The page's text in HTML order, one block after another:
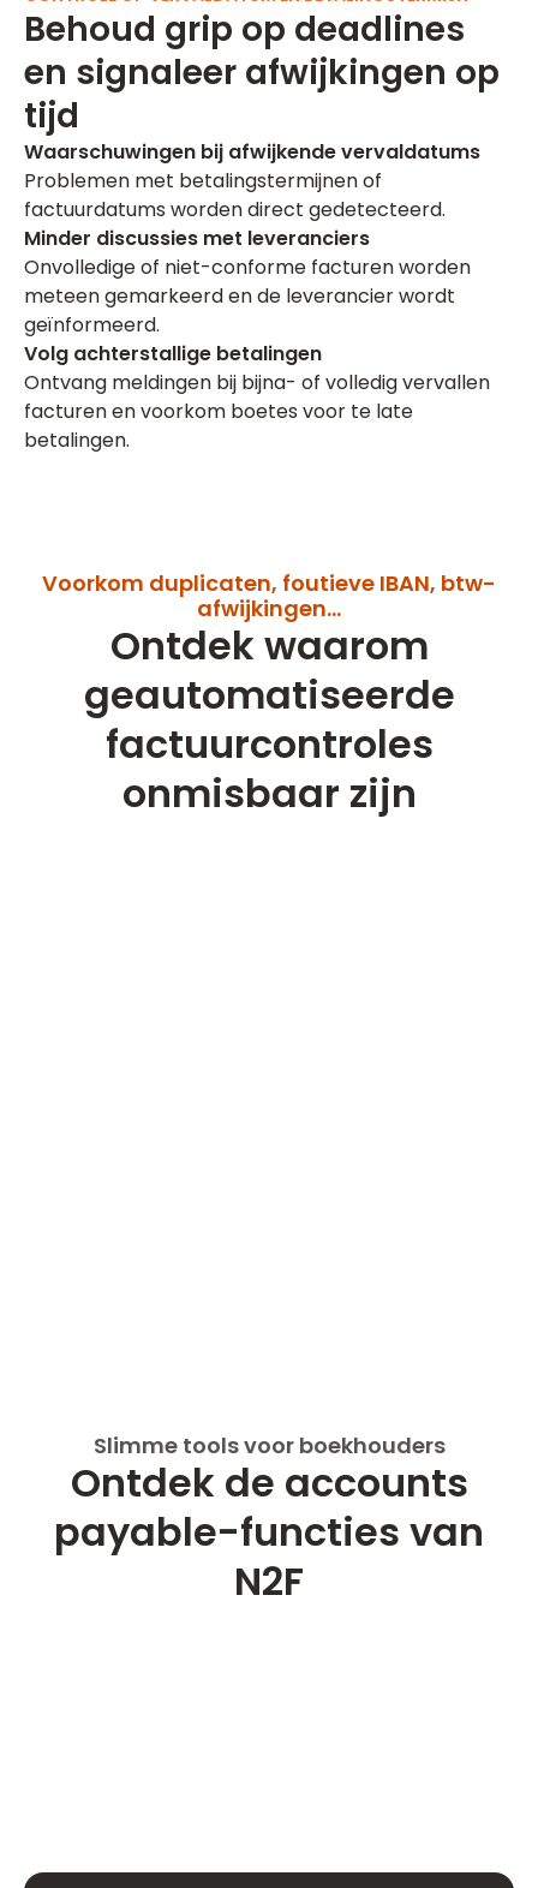
Behoud grip op deadlines
en signaleer afwijkingen op
tijd
Waarschuwingen bij afwijkende vervaldatums
Problemen met betalingstermijnen of
factuurdatums worden direct gedetecteerd.
Minder discussies met leveranciers
Onvolledige of niet-conforme facturen worden
meteen gemarkeerd en de leverancier wordt
geïnformeerd.
Volg achterstallige betalingen
Ontvang meldingen bij bijna- of volledig vervallen
facturen en voorkom boetes voor te late
betalingen.
Voorkom duplicaten, foutieve IBAN, btw-
afwijkingen…
Ontdek waarom
geautomatiseerde
factuurcontroles
onmisbaar zijn
Slimme tools voor boekhouders
Ontdek de accounts
payable-functies van
N2F